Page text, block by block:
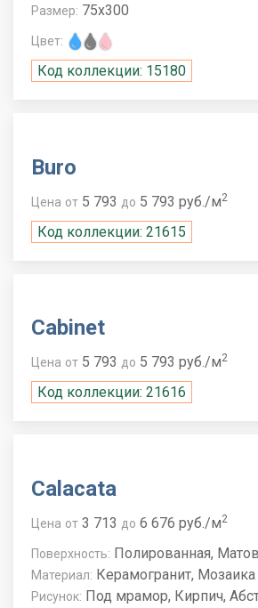
Размер: 75x300
Цвет:
Код коллекции: 15180
Buro
Цена от 5 793 до 5 793 руб./м2
Код коллекции: 21615
Cabinet
Цена от 5 793 до 5 793 руб./м2
Код коллекции: 21616
Calacata
Цена от 3 713 до 6 676 руб./м2
Поверхность: Полированная,
Материал: Керамогранит, Мозаика
Рисунок: Под мрамор, Кирпич,